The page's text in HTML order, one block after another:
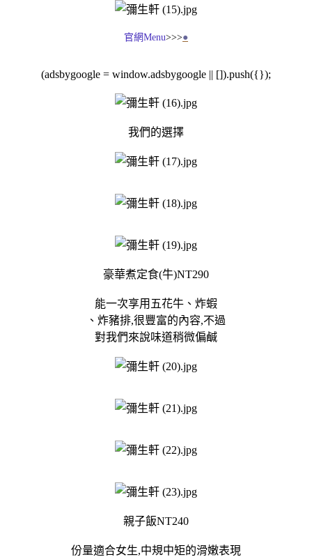
官網Menu>>>●
(adsbygoogle = window.adsbygoogle || []).push({});
我們的選擇
豪華煮定食(牛)NT290
能一次享用五花牛、炸蝦
、炸豬排,很豐富的內容,不過
對我們來說味道稍微偏鹹
親子飯NT240
份量適合女生,中規中矩的滑嫩表現